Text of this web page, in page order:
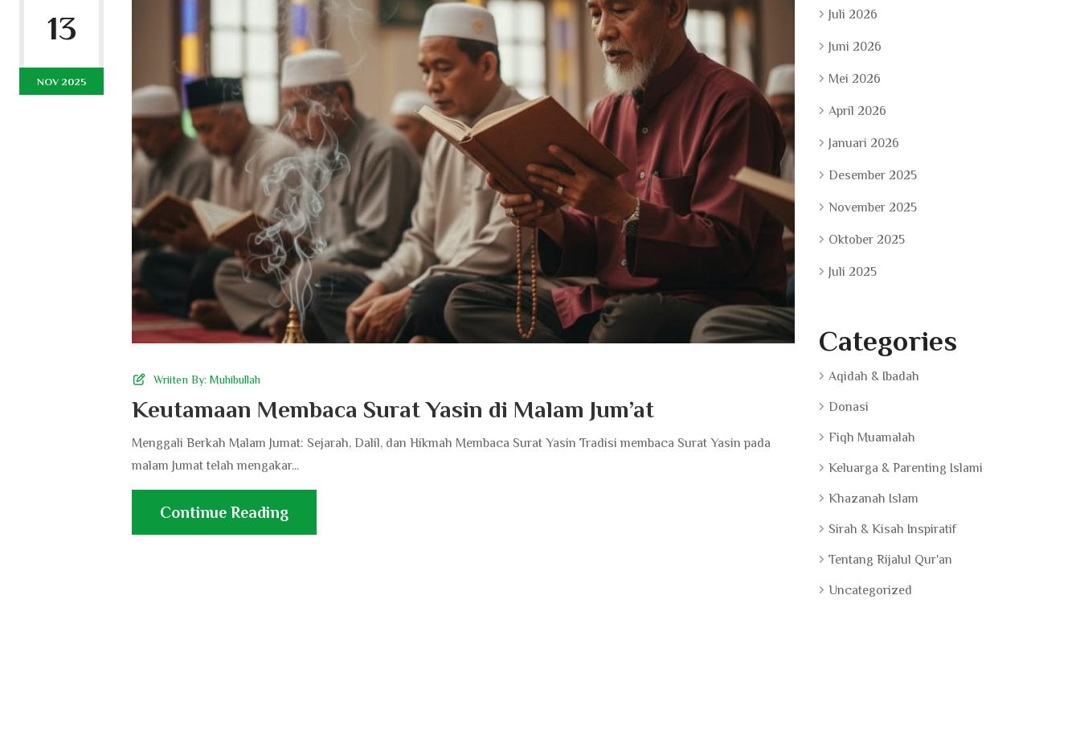
13
NOV 2025
Wriiten By: Muhibullah
Keutamaan Membaca Surat Yasin di Malam Jum’at
Menggali Berkah Malam Jumat: Sejarah, Dalil, dan Hikmah Membaca Surat Yasin Tradisi membaca Surat Yasin pada
malam Jumat telah mengakar...
Continue Reading
Juli 2026
Juni 2026
Mei 2026
April 2026
Januari 2026
Desember 2025
November 2025
Oktober 2025
Juli 2025
Categories
Aqidah & Ibadah
Donasi
Fiqh Muamalah
Keluarga & Parenting Islami
Khazanah Islam
Sirah & Kisah Inspiratif
Tentang Rijalul Qur'an
Uncategorized